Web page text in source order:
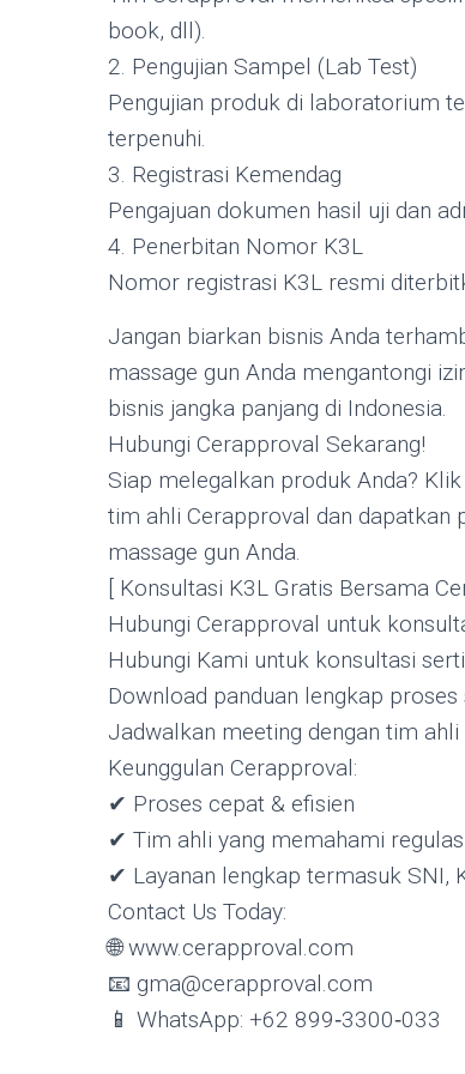
book, dll).
2. Pengujian Sampel (Lab Test)
Pengujian produk di laboratorium
terpenuhi.
3. Registrasi Kemendag
Pengajuan dokumen hasil uji dan
4. Penerbitan Nomor K3L
Nomor registrasi K3L resmi
Jangan biarkan bisnis Anda
massage gun Anda mengantongi
bisnis jangka panjang di Indonesia.
Hubungi Cerapproval Sekarang!
Siap melegalkan produk Anda?
tim ahli Cerapproval dan dapatkan
massage gun Anda.
[ Konsultasi K3L Gratis Bersama
Hubungi Cerapproval untuk
Hubungi Kami untuk konsultasi
Download panduan lengkap proses
Jadwalkan meeting dengan tim
Keunggulan Cerapproval:
✔ Proses cepat & efisien
✔ Tim ahli yang memahami
✔ Layanan lengkap termasuk SNI,
Contact Us Today:
🌐 www.cerapproval.com
📧 gma@cerapproval.com
📱 WhatsApp: +62 899‑3300‑033